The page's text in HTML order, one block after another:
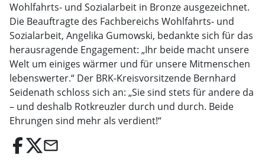
Wohlfahrts- und Sozialarbeit in Bronze ausgezeichnet.
Die Beauftragte des Fachbereichs Wohlfahrts- und
Sozialarbeit, Angelika Gumowski, bedankte sich für das
herausragende Engagement: „Ihr beide macht unsere
Welt um einiges wärmer und für unsere Mitmenschen
lebenswerter.“ Der BRK-Kreisvorsitzende Bernhard
Seidenath schloss sich an: „Sie sind stets für andere da
– und deshalb Rotkreuzler durch und durch. Beide
Ehrungen sind mehr als verdient!“
email